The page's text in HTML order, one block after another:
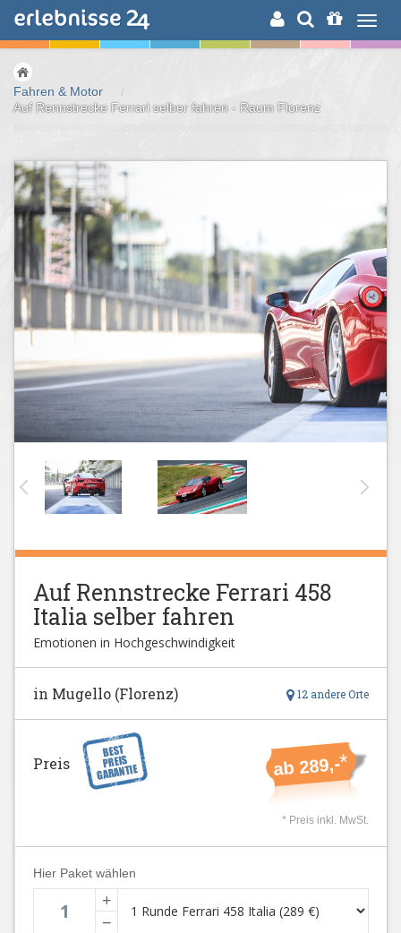
ERLEBNISSUCHE
Fahren & Motor
/
Auf Rennstrecke Ferrari selber fahren - Raum Florenz
Auf Rennstrecke Ferrari 458
Italia selber fahren
Emotionen in Hochgeschwindigkeit
12 andere Orte
in Mugello (Florenz)
ab 289,-*
Preis
* Preis inkl. MwSt.
Hier Paket wählen
+
−